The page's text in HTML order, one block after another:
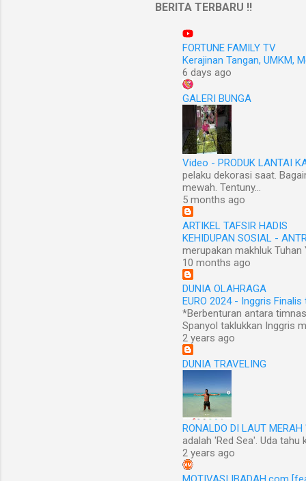
BERITA TERBARU !!
FORTUNE FAMILY TV
Kerajinan Tangan, UMKM,
6 days ago
GALERI BUNGA
Video - PRODUK LANTAI
pelaku dekorasi saat.
mewah. Tentuny...
5 months ago
ARTIKEL TAFSIR HADIS
KEHIDUPAN SOSIAL -
merupakan makhluk Tuhan
10 months ago
DUNIA OLAHRAGA
EURO 2024 - Inggris
*Berbenturan antara
Spanyol taklukkan Inggris
2 years ago
DUNIA TRAVELING
RONALDO DI LAUT
adalah 'Red Sea'. Uda
2 years ago